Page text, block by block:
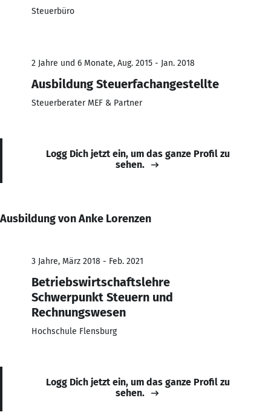
Steuerbüro
2 Jahre und 6 Monate, Aug. 2015 - Jan. 2018
Ausbildung Steuerfachangestellte
Steuerberater MEF & Partner
Logg Dich jetzt ein, um das ganze Profil zu
sehen.
Ausbildung von Anke Lorenzen
3 Jahre, März 2018 - Feb. 2021
Betriebswirtschaftslehre
Schwerpunkt Steuern und
Rechnungswesen
Hochschule Flensburg
Logg Dich jetzt ein, um das ganze Profil zu
sehen.